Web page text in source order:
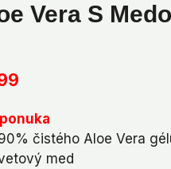
Vera S
Aktuálna
je:
€76,99.
čistého Aloe Vera
med